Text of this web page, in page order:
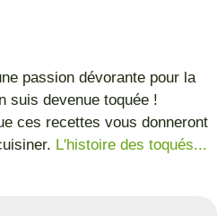
passion dévorante pour la
suis devenue toquée !
ces recettes vous donneront
L'histoire des toqués...